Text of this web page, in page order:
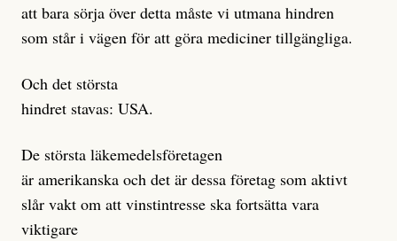
att bara sörja över detta måste vi utmana hindren
som står i vägen för att göra mediciner tillgängliga.
Och det största
hindret stavas: USA.
De största läkemedelsföretagen
är amerikanska och det är dessa företag som aktivt
slår vakt om att vinstintresse ska fortsätta vara
viktigare